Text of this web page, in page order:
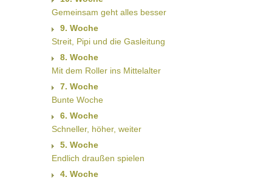
Gemeinsam geht alles besser
9. Woche
Streit, Pipi und die Gasleitung
8. Woche
Mit dem Roller ins Mittelalter
7. Woche
Bunte Woche
6. Woche
Schneller, höher, weiter
5. Woche
Endlich draußen spielen
4. Woche